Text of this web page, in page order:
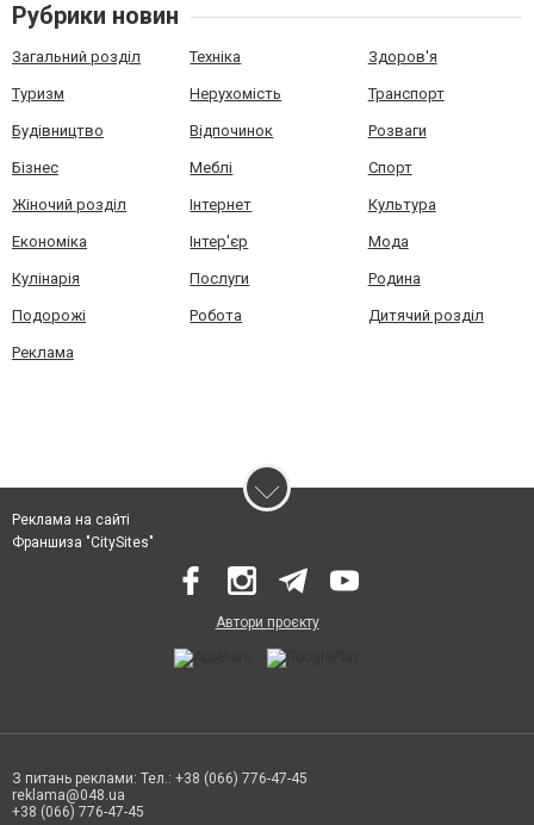
Рубрики новин
Загальний розділ Техніка Здоров'я
Туризм Нерухомість Транспорт
Будівництво Відпочинок Розваги
Бізнес Меблі Спорт
Жіночий розділ Інтернет Культура
Економіка Інтер'єр Мода
Кулінарія Послуги Родина
Подорожі Робота Дитячий розділ
Реклама
Реклама на сайті
Франшиза "CitySites"
Автори проєкту
З питань реклами: Тел.: +38 (066) 776-47-45
reklama@048.ua
+38 (066) 776-47-45